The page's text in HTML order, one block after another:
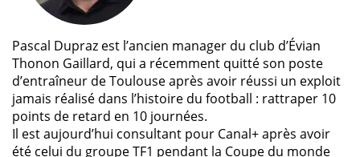
Pascal Dupraz est l’ancien manager du club d’Évian
Thonon Gaillard, qui a récemment quitté son poste
d’entraîneur de Toulouse après avoir réussi un exploit
jamais réalisé dans l’histoire du football : rattraper 10
points de retard en 10 journées.
Il est aujourd’hui consultant pour Canal+ après avoir
été celui du groupe TF1 pendant la Coupe du monde